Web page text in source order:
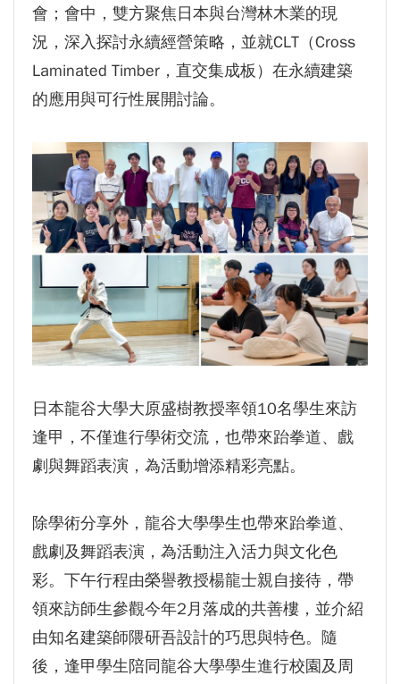
逢甲航太系勇奪國防競賽優勝 智慧無人機突破
GPS限制
GI Day 2025｜空間資訊技術交流日-跨域感
知・智慧行動
會長交接典禮 泰國三日之旅
逢甲大學加東校友會 2025 Aug 31 聚會
逢甲大學泰國校友會45周年慶 暨第13、14屆
會長交接圓滿成功！
逢甲大學泰國校友會 第45週年會員大會 於昭披
耶河舉辦歡迎宴
逢甲資電科技與未來系列演講 10/14 簡良益 董
事長 (掌門精釀啤酒)
會；會中，雙方聚焦日本與台灣林木業的現
況，深入探討永續經營策略，並就CLT（Cross
Laminated Timber，直交集成板）在永續建築
的應用與可行性展開討論。
日本龍谷大學大原盛樹教授率領10名學生來訪
逢甲，不僅進行學術交流，也帶來跆拳道、戲
劇與舞蹈表演，為活動增添精彩亮點。
除學術分享外，龍谷大學學生也帶來跆拳道、
戲劇及舞蹈表演，為活動注入活力與文化色
彩。下午行程由榮譽教授楊龍士親自接待，帶
領來訪師生參觀今年2月落成的共善樓，並介紹
由知名建築師隈研吾設計的巧思與特色。隨
後，逢甲學生陪同龍谷大學學生進行校園及周